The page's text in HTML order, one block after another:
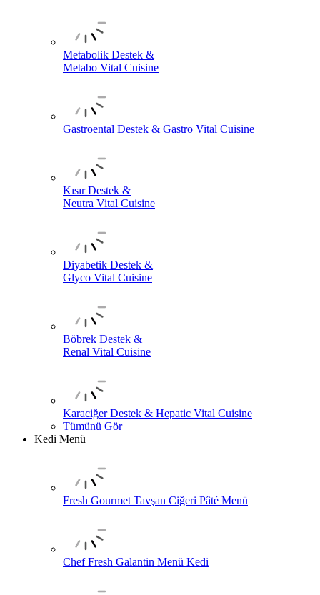
Metabolik Destek &
Metabo Vital Cuisine
Gastroental Destek & Gastro Vital Cuisine
Kısır Destek &
Neutra Vital Cuisine
Diyabetik Destek &
Glyco Vital Cuisine
Böbrek Destek &
Renal Vital Cuisine
Karaciğer Destek & Hepatic Vital Cuisine
Tümünü Gör
Kedi Menü
Fresh Gourmet Tavşan Ciğeri Pâté Menü
Chef Fresh Galantin Menü Kedi